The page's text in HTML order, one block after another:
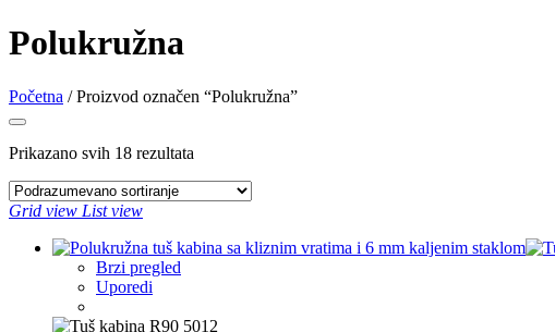
Polukružna
Početna / Proizvod označen “Polukružna”
Prikazano svih 18 rezultata
Grid view List view
Brzi pregled
Uporedi